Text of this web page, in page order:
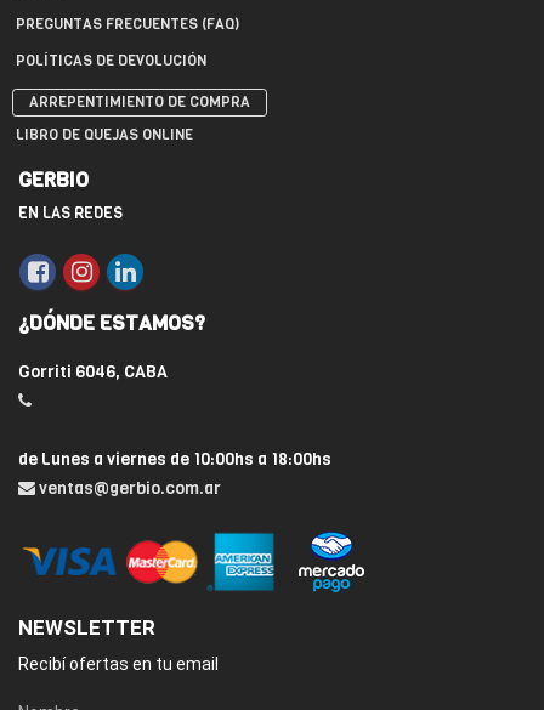
PREGUNTAS FRECUENTES (FAQ)
POLÍTICAS DE DEVOLUCIÓN
ARREPENTIMIENTO DE COMPRA
LIBRO DE QUEJAS ONLINE
GERBIO
EN LAS REDES
¿DÓNDE ESTAMOS?
Gorriti 6046, CABA
de Lunes a viernes de 10:00hs a 18:00hs
ventas@gerbio.com.ar
NEWSLETTER
Recibí ofertas en tu email